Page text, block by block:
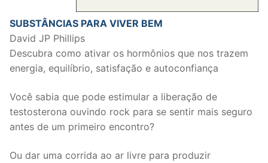
SUBSTÂNCIAS PARA VIVER BEM
David JP Phillips
Descubra como ativar os hormônios que nos trazem
energia, equilíbrio, satisfação e autoconfiança
Você sabia que pode estimular a liberação de
testosterona ouvindo rock para se sentir mais seguro
antes de um primeiro encontro?
Ou dar uma corrida ao ar livre para produzir